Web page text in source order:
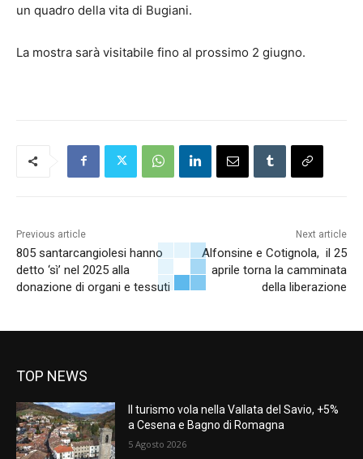
un quadro della vita di Bugiani.
La mostra sarà visitabile fino al prossimo 2 giugno.
Previous article
805 santarcangiolesi hanno
detto ‘sì’ nel 2025 alla
donazione di organi e tessuti
Next article
Alfonsine e Cotignola, il 25
aprile torna la camminata
della liberazione
TOP NEWS
Il turismo vola nella Vallata del Savio, +5%
a Cesena e Bagno di Romagna
5 Agosto 2026